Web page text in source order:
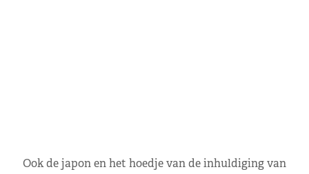
Ook de japon en het hoedje van de inhuldiging van